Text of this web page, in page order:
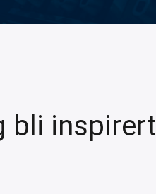
bli inspirert